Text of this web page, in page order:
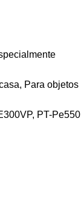
Para objetos
PT-Pe550